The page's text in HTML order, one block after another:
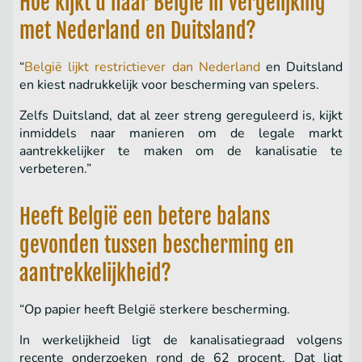
met Nederland en Duitsland?
“België lijkt restrictiever dan Nederlanden Duitsland
en kiest nadrukkelijk voor bescherming van spelers.
Zelfs Duitsland, dat al zeer streng gereguleerd is, kijkt
inmiddels naar manieren om de legale markt
aantrekkelijker te maken om de kanalisatie te
verbeteren.”
Heeft België een betere balans
gevonden tussen bescherming en
aantrekkelijkheid?
“Op papier heeft België sterkere bescherming.
In werkelijkheid ligt de kanalisatiegraad volgens
recente onderzoeken rond de 62 procent. Dat ligt